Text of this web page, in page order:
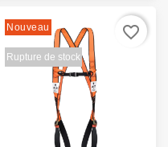
Nouveau
Rupture de stock
favorite_border